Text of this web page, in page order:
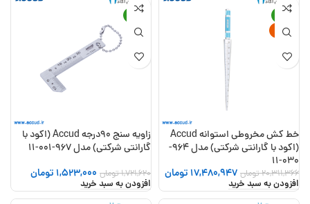
-14%
جدید
خط کش مخروطی استوانه Accud
(اکود با گارانتی شرکتی) مدل 964-
030-11
20,311,366تومان 17,480,947 تومان
افزودن به سبد خرید
-12%
زاویه سنج 90درجه Accud (اکود با
گارانتی شرکتی) مدل 967-001-11
1,721,620تومان 1,523,000 تومان
افزودن به سبد خرید